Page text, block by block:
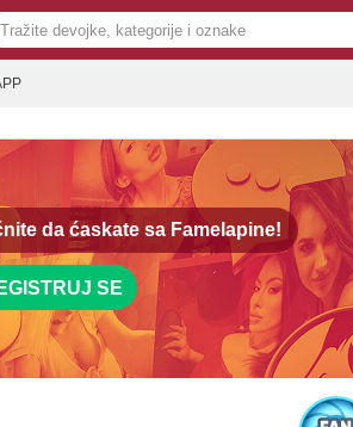
da ćaskate sa Famelapine!
SE